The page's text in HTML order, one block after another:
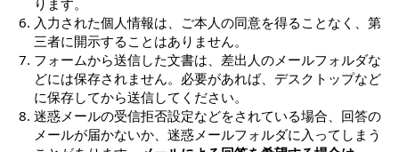
ります。
入力された個人情報は、ご本人の同意を得ることなく、第
三者に開示することはありません。
フォームから送信した文書は、差出人のメールフォルダな
どには保存されません。必要があれば、デスクトップなど
に保存してから送信してください。
迷惑メールの受信拒否設定などをされている場合、回答の
メールが届かないか、迷惑メールフォルダに入ってしまう